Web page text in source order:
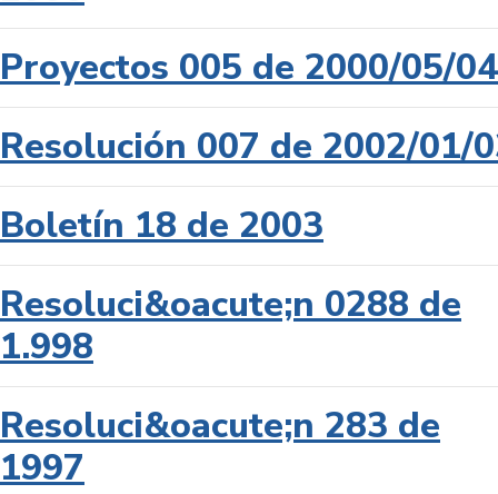
Proyectos 005 de 2000/05/04
Resolución 007 de 2002/01/
Boletín 18 de 2003
Resoluci&oacute;n 0288 de
1.998
Resoluci&oacute;n 283 de
1997